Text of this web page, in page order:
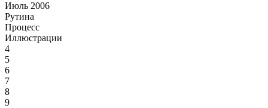
Июль 2006
Рутина
Процесс
Иллюстрации
4
5
6
7
8
9